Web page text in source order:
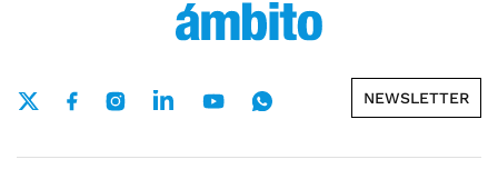
NEWSLETTER